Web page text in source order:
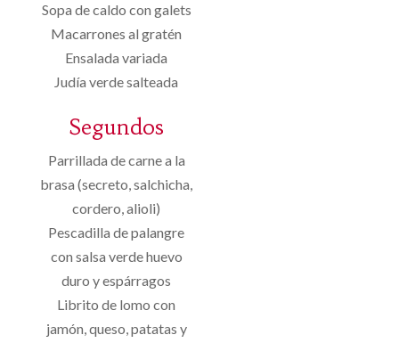
Sopa de caldo con galets
Macarrones al gratén
Ensalada variada
Judía verde salteada
Segundos
Parrillada de carne a la
brasa (secreto, salchicha,
cordero, alioli)
Pescadilla de palangre
con salsa verde huevo
duro y espárragos
Librito de lomo con
jamón, queso, patatas y